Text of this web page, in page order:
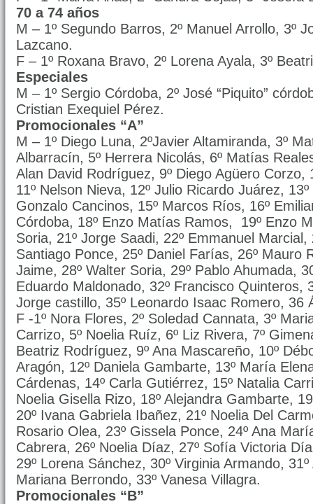
70 a 74 años
M – 1º Segundo Barros, 2º Manuel Arrollo, 3º
Lazcano.
F – 1º Roxana Bravo, 2º Lorena Ayala, 3º
Especiales
M – 1º Sergio Córdoba, 2º José “Piquito”
Cristian Exequiel Pérez.
Promocionales “A”
M – 1º Diego Luna, 2ºJavier Altamiranda, 3º
Albarracín, 5º Herrera Nicolás, 6º Matías
Alan David Rodríguez, 9º Diego Agüero Corzo,
11º Nelson Nieva, 12º Julio Ricardo Juárez,
Gonzalo Cancinos, 15º Marcos Ríos, 16º
Córdoba, 18º Enzo Matías Ramos, 19º Enzo
Soria, 21º Jorge Saadi, 22º Emmanuel Marcial,
Santiago Ponce, 25º Daniel Farías, 26º Mauro
Jaime, 28º Walter Soria, 29º Pablo Ahumada,
Eduardo Maldonado, 32º Francisco Quinteros,
Jorge castillo, 35º Leonardo Isaac Romero, 36
F -1º Nora Flores, 2º Soledad Cannata, 3º
Carrizo, 5º Noelia Ruíz, 6º Liz Rivera, 7º
Beatriz Rodríguez, 9º Ana Mascareño, 10º
Aragón, 12º Daniela Gambarte, 13º María
Cárdenas, 14º Carla Gutiérrez, 15º Natalia
Noelia Gisella Rizo, 18º Alejandra Gambarte,
20º Ivana Gabriela Ibañez, 21º Noelia Del
Rosario Olea, 23º Gissela Ponce, 24º Ana
Cabrera, 26º Noelia Díaz, 27º Sofía Victoria
29º Lorena Sánchez, 30º Virginia Armando,
Mariana Berrondo, 33º Vanesa Villagra.
Promocionales “B”